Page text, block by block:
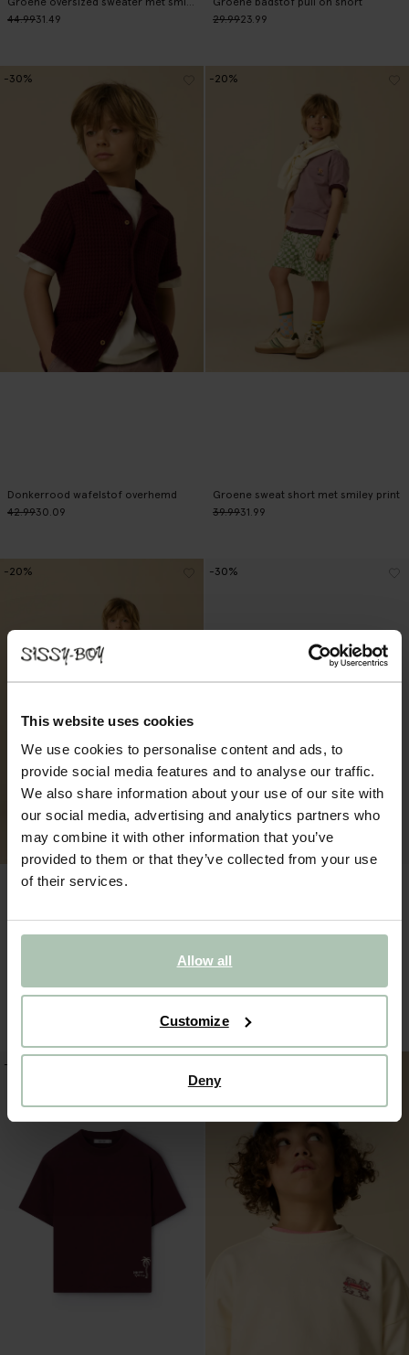
This website uses cookies
We use cookies to personalise content and ads, to
provide social media features and to analyse our traffic.
We also share information about your use of our site with
our social media, advertising and analytics partners who
may combine it with other information that you’ve
provided to them or that they’ve collected from your use
of their services.
Allow all
Customize
Deny
44.9931.49
29.9923.99
Donkerrood wafelstof overhemd
42.9930.09
-30%
Groene sweat short met smiley print
39.9931.99
-20%
Donkerrode wafelstof short
-20%
Wit oversized T-shirt met artwork
-30%
-20%